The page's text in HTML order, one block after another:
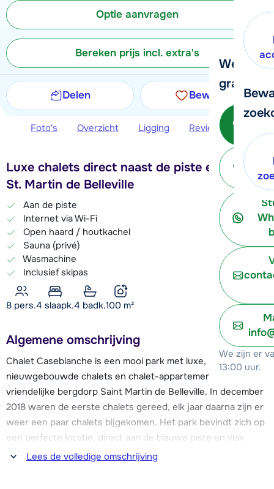
We
graag
Bel
We zijn er
13:00 uur.
Optie aanvragen
Bereken prijs incl. extra's
Delen Bewaren
Foto's Overzicht Ligging Reviews
Luxe chalets direct naast de piste en lift in
St. Martin de Belleville
Aan de piste
Internet via Wi-Fi
Open haard / houtkachel
Sauna (privé)
Wasmachine
Inclusief skipas
8 pers.4 slaapk.4 badk.100 m²
Algemene omschrijving
Chalet Caseblanche is een mooi park met luxe,
nieuwgebouwde chalets en chalet-appartementen in het
vriendelijke bergdorp Saint Martin de Belleville. In december
2018 waren de eerste chalets gereed, elk jaar daarna zijn er
weer een paar chalets bijgekomen. Het park bevindt zich op
een perfecte locatie, direct aan de blauwe piste en vlak
boven het dalstation van cabinelift Saint Martin 1. Hierdoor is
Lees de volledige omschrijving